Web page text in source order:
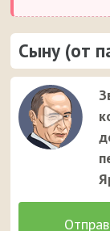
Сыну (от